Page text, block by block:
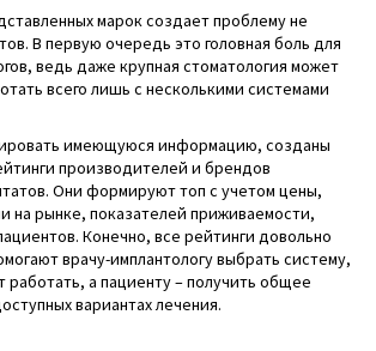
марок создает проблему не
В первую очередь это головная боль для
ведь даже крупная стоматология может
всего лишь с несколькими системами
имеющуюся информацию, созданы
производителей и брендов
Они формируют топ с учетом цены,
на рынке, показателей приживаемости,
Конечно, все рейтинги довольно
врачу-имплантологу выбрать систему,
работать, а пациенту – получить общее
вариантах лечения.